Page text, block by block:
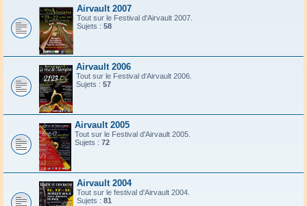
Airvault 2007
Tout sur le Festival d'Airvault 2007.
Sujets : 58
Airvault 2006
Tout sur le Festival d'Airvault 2006.
Sujets : 57
Airvault 2005
Tout sur le Festival d'Airvault 2005.
Sujets : 72
Airvault 2004
Tout sur le festival d'Airvault 2004.
Sujets : 81